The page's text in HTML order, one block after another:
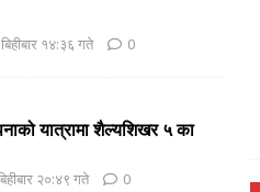
१४:३६ गते 0
यात्रामा शैल्यशिखर ५ का
२०:४९ गते 0